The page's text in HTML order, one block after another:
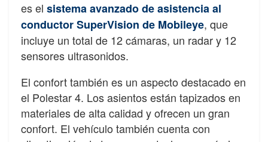
es el sistema avanzado de asistencia al
conductor SuperVision de Mobileye, que
incluye un total de 12 cámaras, un radar y 12
sensores ultrasonidos.
El confort también es un aspecto destacado en
el Polestar 4. Los asientos están tapizados en
materiales de alta calidad y ofrecen un gran
confort. El vehículo también cuenta con